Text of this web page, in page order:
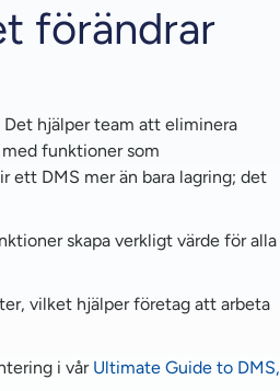
förändrar
hjälper team att eliminera
funktioner som
ett DMS mer än bara lagring; det
skapa verkligt värde för alla
vilket hjälper företag att arbeta
i vår Ultimate Guide to DMS,